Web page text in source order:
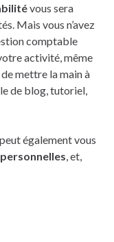
vous sera
Mais vous n’avez
comptable
activité, même
mettre la main à
de blog, tutoriel,
également vous
, et,